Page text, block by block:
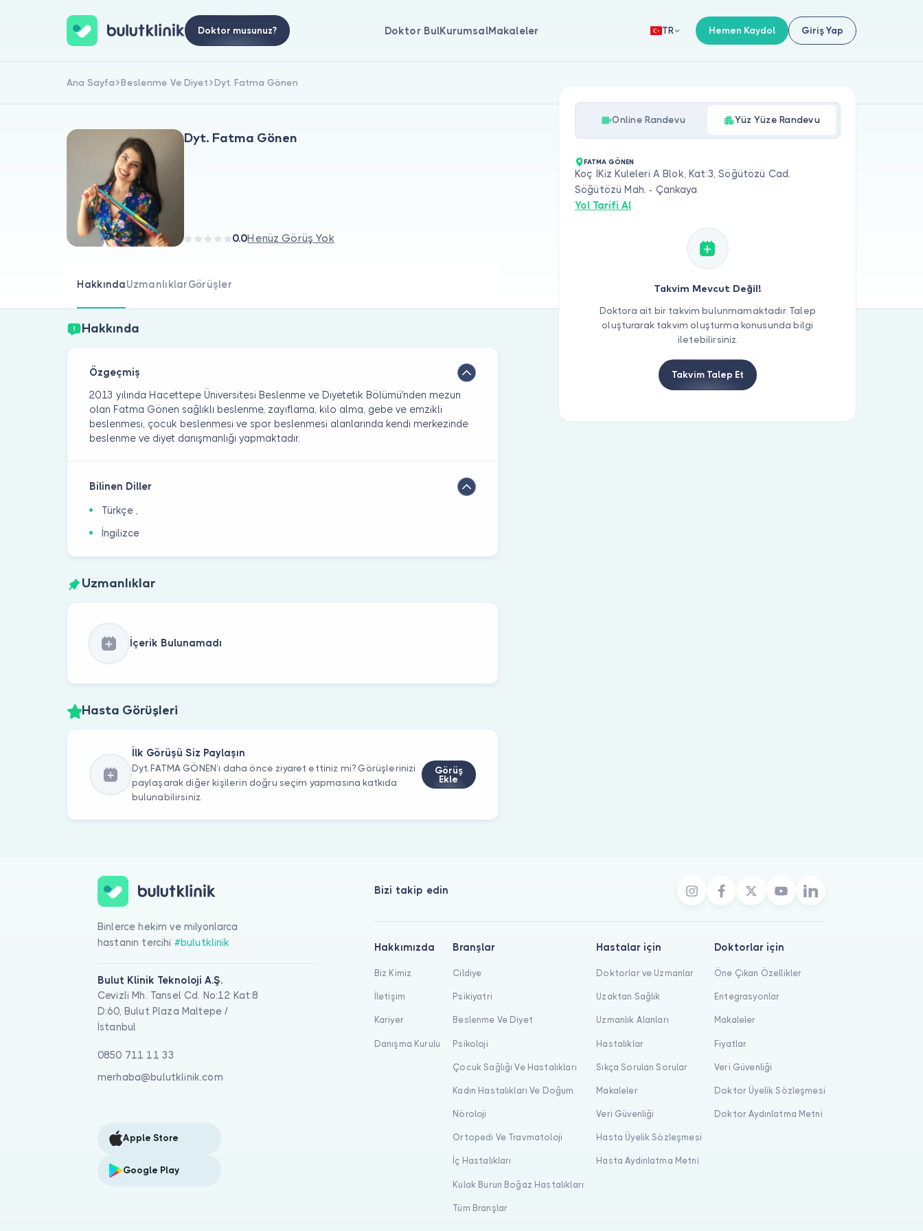
Doktor musunuz? Doktor BulKurumsalMakaleler TR Hemen Kaydol Giriş Yap
Ana Sayfa Beslenme Ve Diyet Dyt. Fatma Gönen
Dyt. Fatma Gönen
0.0Henüz Görüş Yok
HakkındaUzmanlıklarGörüşler
Hakkında
Özgeçmiş
2013 yılında Hacettepe Üniversitesi Beslenme ve Diyetetik Bölümü'nden mezun
olan Fatma Gönen sağlıklı beslenme, zayıflama, kilo alma, gebe ve emzikli
beslenmesi, çocuk beslenmesi ve spor beslenmesi alanlarında kendi merkezinde
beslenme ve diyet danışmanlığı yapmaktadır.
Bilinen Diller
Türkçe ,
İngilizce
Uzmanlıklar
İçerik Bulunamadı
Hasta Görüşleri
İlk Görüşü Siz Paylaşın
Dyt. FATMA GÖNEN’ı daha önce ziyaret ettiniz mi? Görüşlerinizi
paylaşarak diğer kişilerin doğru seçim yapmasına katkıda
bulunabilirsiniz.
Görüş
Ekle
Online Randevu Yüz Yüze Randevu
FATMA GÖNEN
Koç İKiz Kuleleri A Blok, Kat:3, Söğütözü Cad.
Söğütözü Mah. - Çankaya
Yol Tarifi Al
Takvim Mevcut Değil!
Doktora ait bir takvim bulunmamaktadır. Talep
oluşturarak takvim oluşturma konusunda bilgi
iletebilirsiniz.
Takvim Talep Et
Binlerce hekim ve milyonlarca
hastanın tercihi #bulutklinik
Bulut Klinik Teknoloji A.Ş.
Cevizli Mh. Tansel Cd. No:12 Kat:8
D:60, Bulut Plaza Maltepe /
İstanbul
0850 711 11 33
merhaba@bulutklinik.com
Apple Store
Google Play
Bizi takip edin
Hakkımızda
Biz Kimiz
İletişim
Kariyer
Danışma Kurulu
Branşlar
Cildiye
Psikiyatri
Beslenme Ve Diyet
Psikoloji
Çocuk Sağlığı Ve Hastalıkları
Kadın Hastalıkları Ve Doğum
Nöroloji
Ortopedi Ve Travmatoloji
İç Hastalıkları
Kulak Burun Boğaz Hastalıkları
Tüm Branşlar
Hastalar için
Doktorlar ve Uzmanlar
Uzaktan Sağlık
Uzmanlık Alanları
Hastalıklar
Sıkça Sorulan Sorular
Makaleler
Veri Güvenliği
Hasta Üyelik Sözleşmesi
Hasta Aydınlatma Metni
Doktorlar için
Öne Çıkan Özellikler
Entegrasyonlar
Makaleler
Fiyatlar
Veri Güvenliği
Doktor Üyelik Sözleşmesi
Doktor Aydınlatma Metni